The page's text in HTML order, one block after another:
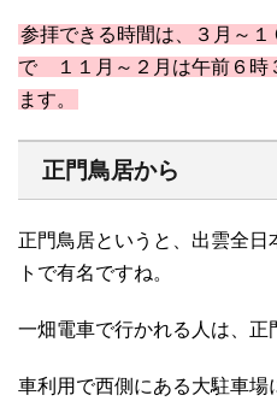
参拝できる時間は、３月～
で １１月～２月は午前６時
ます。
正門鳥居から
正門鳥居というと、出雲全
トで有名ですね。
一畑電車で行かれる人は、正
車利用で西側にある大駐車場